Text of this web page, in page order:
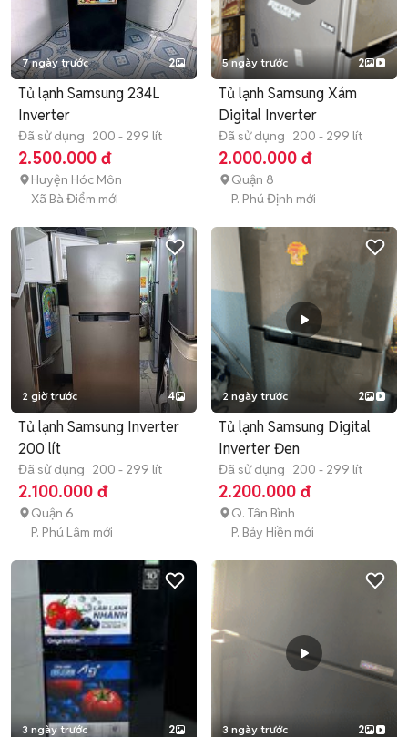
7 ngày trước 2
Tủ lạnh Samsung 234L
Inverter
Đã sử dụng 200 - 299 lít
2.500.000 đ
Huyện Hóc Môn
Xã Bà Điểm mới
5 ngày trước 2
Tủ lạnh Samsung Xám
Digital Inverter
Đã sử dụng 200 - 299 lít
2.000.000 đ
Quận 8
P. Phú Định mới
2 giờ trước 4
Tủ lạnh Samsung Inverter
200 lít
Đã sử dụng 200 - 299 lít
2.100.000 đ
Quận 6
P. Phú Lâm mới
2 ngày trước 2
Tủ lạnh Samsung Digital
Inverter Đen
Đã sử dụng 200 - 299 lít
2.200.000 đ
Q. Tân Bình
P. Bảy Hiền mới
3 ngày trước 2 3 ngày trước 2